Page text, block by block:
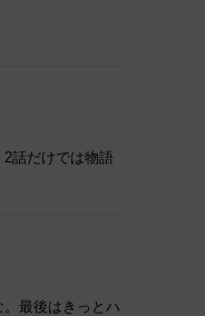
話だけでは物語
最後はきっとハ